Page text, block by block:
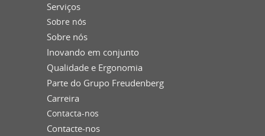
Serviços
Sobre nós
Sobre nós
Inovando em conjunto
Qualidade e Ergonomia
Parte do Grupo Freudenberg
Carreira
Contacta-nos
Contacte-nos